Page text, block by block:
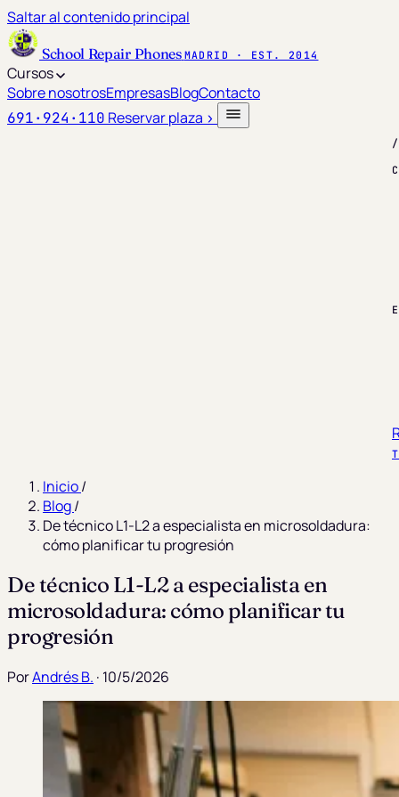
Saltar al contenido principal
School Repair Phones MADRID · EST. 2014
Cursos
Sobre nosotrosEmpresasBlogContacto
691·924·110 Reservar plaza ›
/
Inicio/
Blog/
De técnico L1-L2 a especialista en microsoldadura:
cómo planificar tu progresión
De técnico L1-L2 a especialista en
microsoldadura: cómo planificar tu
progresión
PorAndrés B. · 10/5/2026